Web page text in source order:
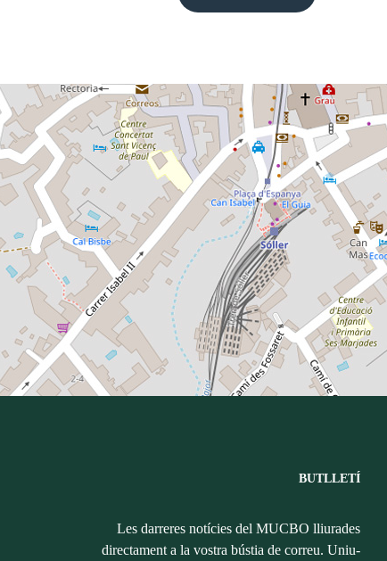
BUTLLETÍ
Les darreres notícies del MUCBO lliurades
directament a la vostra bústia de correu. Uniu-